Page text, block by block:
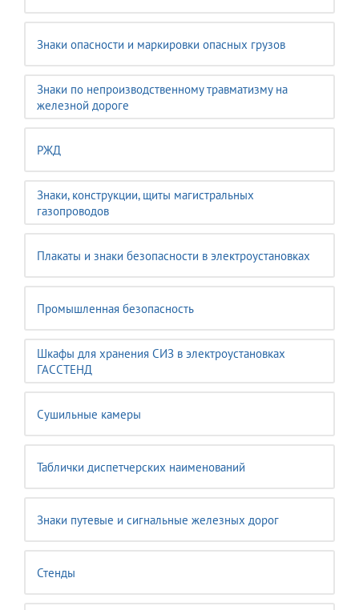
Знаки опасности и маркировки опасных грузов
Знаки по непроизводственному травматизму на
железной дороге
РЖД
Знаки, конструкции, щиты магистральных
газопроводов
Плакаты и знаки безопасности в электроустановках
Промышленная безопасность
Шкафы для хранения СИЗ в электроустановках
ГАССТЕНД
Сушильные камеры
Таблички диспетчерских наименований
Знаки путевые и сигнальные железных дорог
Стенды